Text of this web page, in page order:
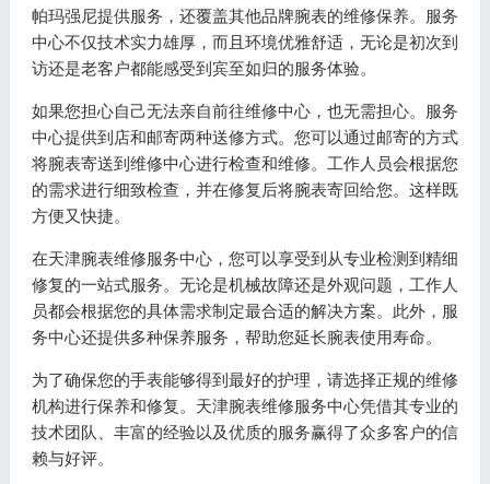
帕玛强尼提供服务，还覆盖其他品牌腕表的维修保养。服务
中心不仅技术实力雄厚，而且环境优雅舒适，无论是初次到
访还是老客户都能感受到宾至如归的服务体验。
如果您担心自己无法亲自前往维修中心，也无需担心。服务
中心提供到店和邮寄两种送修方式。您可以通过邮寄的方式
将腕表寄送到维修中心进行检查和维修。工作人员会根据您
的需求进行细致检查，并在修复后将腕表寄回给您。这样既
方便又快捷。
在天津腕表维修服务中心，您可以享受到从专业检测到精细
修复的一站式服务。无论是机械故障还是外观问题，工作人
员都会根据您的具体需求制定最合适的解决方案。此外，服
务中心还提供多种保养服务，帮助您延长腕表使用寿命。
为了确保您的手表能够得到最好的护理，请选择正规的维修
机构进行保养和修复。天津腕表维修服务中心凭借其专业的
技术团队、丰富的经验以及优质的服务赢得了众多客户的信
赖与好评。